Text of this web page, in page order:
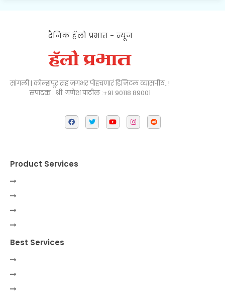
दैनिक हॅलो प्रभात - न्यूज
सांगली | कोल्हापूर सह जगभर पोहचणारं डिजिटल व्यासपीठ..!
संपादक : श्री. गणेश पाटील :+91 90118 89001
Product Services
Best Services